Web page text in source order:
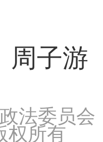
周子游
法委员会
权所有